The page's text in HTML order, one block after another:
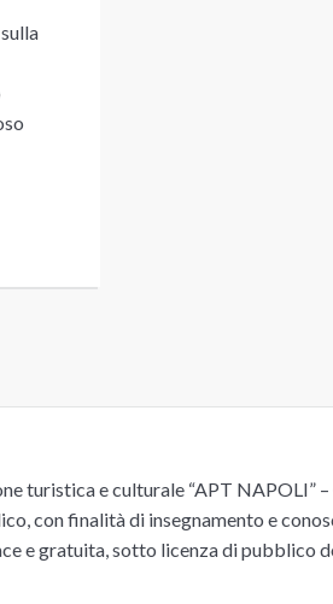
turistica e culturale “APT NAPOLI”
con finalità di insegnamento e
e gratuita, sotto licenza di pubblico